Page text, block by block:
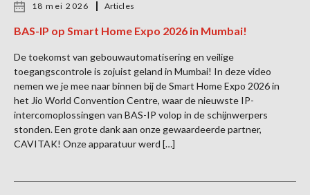
18 mei 2026 Articles
BAS-IP op Smart Home Expo 2026 in Mumbai!
De toekomst van gebouwautomatisering en veilige
toegangscontrole is zojuist geland in Mumbai! In deze video
nemen we je mee naar binnen bij de Smart Home Expo 2026 in
het Jio World Convention Centre, waar de nieuwste IP-
intercomoplossingen van BAS-IP volop in de schijnwerpers
stonden. Een grote dank aan onze gewaardeerde partner,
CAVITAK! Onze apparatuur werd […]